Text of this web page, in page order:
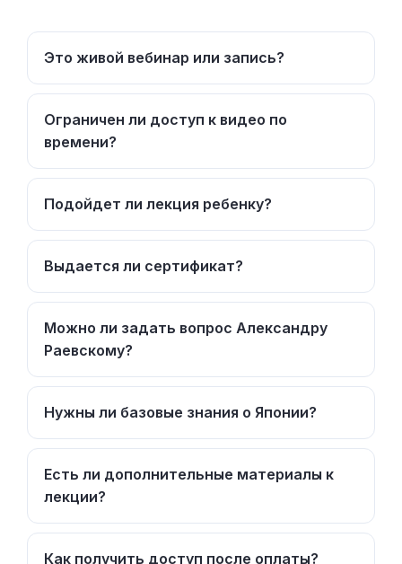
Это живой вебинар или запись?
Ограничен ли доступ к видео по
времени?
Подойдет ли лекция ребенку?
Выдается ли сертификат?
Можно ли задать вопрос Александру
Раевскому?
Нужны ли базовые знания о Японии?
Есть ли дополнительные материалы к
лекции?
Как получить доступ после оплаты?